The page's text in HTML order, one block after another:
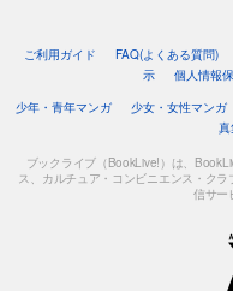
ご利用ガイド FAQ(よくある質問)
示
個人情報
少年・青年マンガ
少女・女性マンガ
真
ブックライブ（BookLive!）は、
ス、カルチュア・コンビニエンス・ク
信サー